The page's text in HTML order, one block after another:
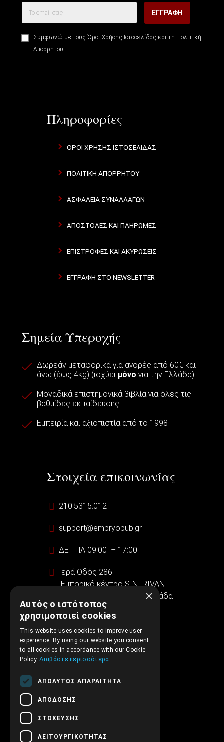
ΕΓΓΡΑΦΗ
Συμφωνώ με τους Όροι Χρήσης Ιστοσελίδας και τη Πολιτική
Απορρήτου
Πληροφορίες
ΟΡΟΙ ΧΡΗΣΗΣ ΙΣΤΟΣΕΛΙΔΑΣ
ΠΟΛΙΤΙΚΗ ΑΠΟΡΡΗΤΟΥ
ΑΣΦΑΛΕΙΑ ΣΥΝΑΛΛΑΓΩΝ
ΑΠΟΣΤΟΛΕΣ ΚΑΙ ΠΛΗΡΩΜΕΣ
ΕΠΙΣΤΡΟΦΕΣ ΚΑΙ ΑΚΥΡΩΣΕΙΣ
ΕΓΓΡΑΦΗ ΣΤΟ NEWSLETTER
Σημεία Υπεροχής
Δωρεάν μεταφορικά για αγορές από 60€ και
άνω (έως 4kg) (ισχύει μόνο για την Ελλάδα)
Μοναδικά επιστημονικά βιβλία για όλες τις
βαθμίδες εκπαίδευσης
Εμπειρία και αξιοπιστία από το 1998
Στοιχεία επικοινωνίας
210.5315.012
support@embryopub.gr
ΔΕ - ΠΑ 09:00 – 17:00
Ιερά Οδός 286
Εμπορικό κέντρο SINTRIVANI
122 43 Αιγάλεω Αθήνα, Ελλάδα
×
Αυτός ο ιστότοπος
χρησιμοποιεί cookies
This website uses cookies to improve user
experience. By using our website you consent
to all cookies in accordance with our Cookie
Policy.Διαβάστε περισσότερα
ΑΠΟΛΎΤΩΣ ΑΠΑΡΑΊΤΗΤΑ
ΑΠΌΔΟΣΗΣ
ΣΤΌΧΕΥΣΗΣ
ΛΕΙΤΟΥΡΓΙΚΌΤΗΤΑΣ